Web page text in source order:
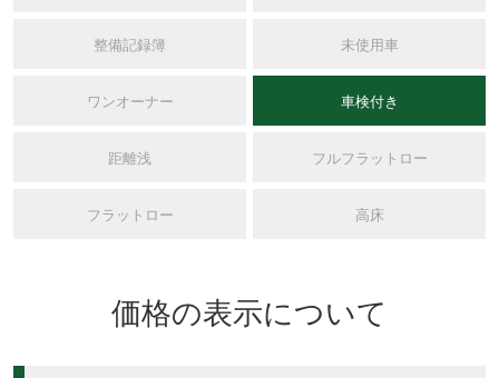
整備記録簿 未使用車
ワンオーナー 車検付き
距離浅 フルフラットロー
フラットロー 高床
価格の表示について